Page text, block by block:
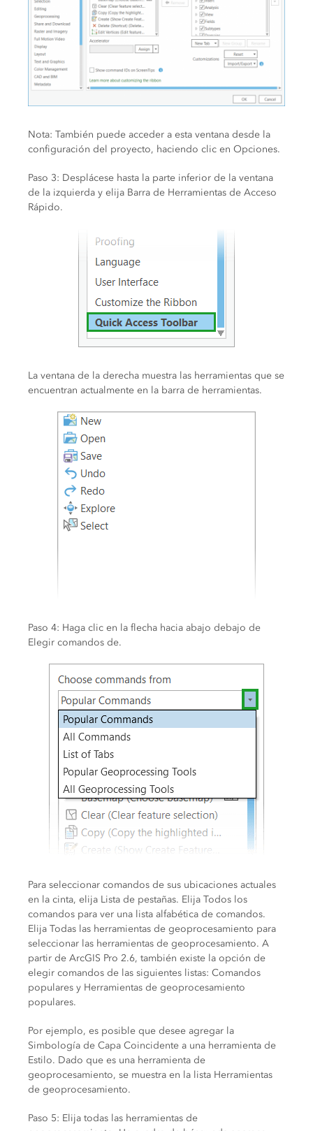
Nota: También puede acceder a esta ventana desde la
configuración del proyecto, haciendo clic en Opciones.
Paso 3: Desplácese hasta la parte inferior de la ventana
de la izquierda y elija Barra de Herramientas de Acceso
Rápido.
La ventana de la derecha muestra las herramientas que se
encuentran actualmente en la barra de herramientas.
Paso 4: Haga clic en la flecha hacia abajo debajo de
Elegir comandos de.
Para seleccionar comandos de sus ubicaciones actuales
en la cinta, elija Lista de pestañas. Elija Todos los
comandos para ver una lista alfabética de comandos.
Elija Todas las herramientas de geoprocesamiento para
seleccionar las herramientas de geoprocesamiento. A
partir de ArcGIS Pro 2.6, también existe la opción de
elegir comandos de las siguientes listas: Comandos
populares y Herramientas de geoprocesamiento
populares.
Por ejemplo, es posible que desee agregar la
Simbología de Capa Coincidente a una herramienta de
Estilo. Dado que es una herramienta de
geoprocesamiento, se muestra en la lista Herramientas
de geoprocesamiento.
Paso 5: Elija todas las herramientas de